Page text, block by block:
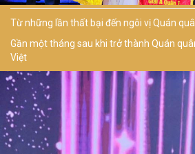
Từ những lần thất bại đến ngôi vị Quán
Gần một tháng sau khi trở thành Quán
Việt